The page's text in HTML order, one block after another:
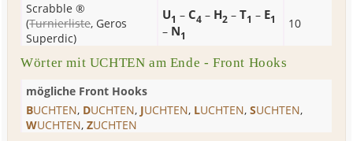
Scrabble ®
(Turnierliste, Geros
Superdic)
U1 – C4 – H2 –T1 – E1
– N1
10
Wörter mit UCHTEN am Ende - Front Hooks
mögliche Front Hooks
BUCHTEN, DUCHTEN, JUCHTEN, LUCHTEN,SUCHTEN,
WUCHTEN,ZUCHTEN